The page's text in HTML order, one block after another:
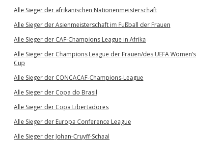
Alle Sieger der afrikanischen Nationenmeisterschaft
Alle Sieger der Asienmeisterschaft im Fußball der Frauen
Alle Sieger der CAF-Champions League in Afrika
Alle Sieger der Champions League der Frauen/des UEFA Women’s
Cup
Alle Sieger der CONCACAF-Champions-League
Alle Sieger der Copa do Brasil
Alle Sieger der Copa Libertadores
Alle Sieger der Europa Conference League
Alle Sieger der Johan-Cruyff-Schaal